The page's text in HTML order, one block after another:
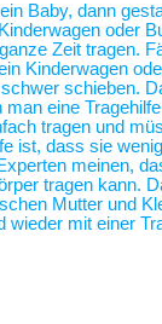
Baby, dann
oder
Zeit tragen.
Kinderwagen
schieben.
eine
tragen und
ist, dass sie
meinen,
tragen kann.
Mutter und
wieder mit einer